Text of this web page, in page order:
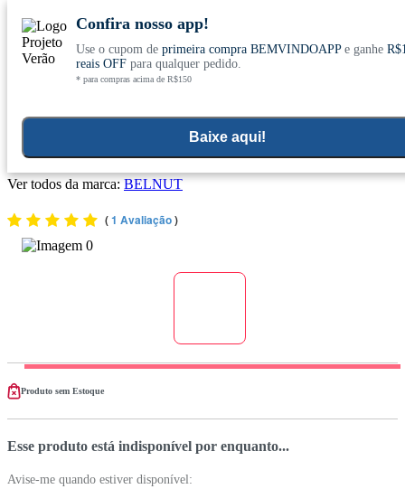
Conheça nosso site novo! E comemore com 0
Confira nosso app!
Use o cupom de primeira compra BEMVINDOAPPe ganhe
reais OFFpara qualquer pedido.
* para compras acima de R$150
Baixe aqui!
D3 K2 (1750mg) 60 Cápsulas Softgel - Belnut
Ver todos da marca: BELNUT
(1 Avaliação)
Produto sem Estoque
Esse produto está indisponível por enquanto...
Avise-me quando estiver disponível: